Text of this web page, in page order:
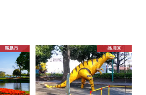
昭島市 品川区